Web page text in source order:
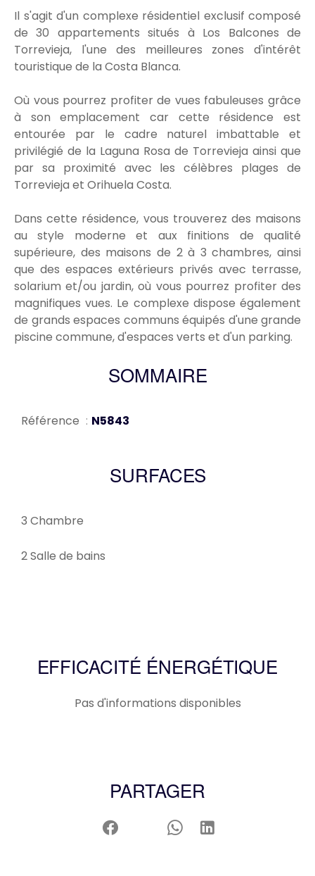
Il s'agit d'un complexe résidentiel exclusif composé
de 30 appartements situés à Los Balcones de
Torrevieja, l'une des meilleures zones d'intérêt
touristique de la Costa Blanca.
Où vous pourrez profiter de vues fabuleuses grâce
à son emplacement car cette résidence est
entourée par le cadre naturel imbattable et
privilégié de la Laguna Rosa de Torrevieja ainsi que
par sa proximité avec les célèbres plages de
Torrevieja et Orihuela Costa.
Dans cette résidence, vous trouverez des maisons
au style moderne et aux finitions de qualité
supérieure, des maisons de 2 à 3 chambres, ainsi
que des espaces extérieurs privés avec terrasse,
solarium et/ou jardin, où vous pourrez profiter des
magnifiques vues. Le complexe dispose également
de grands espaces communs équipés d'une grande
piscine commune, d'espaces verts et d'un parking.
SOMMAIRE
Référence N5843
SURFACES
3 Chambre
2 Salle de bains
EFFICACITÉ ÉNERGÉTIQUE
Pas d'informations disponibles
PARTAGER